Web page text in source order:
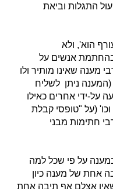
התגלות וביאת
הוא', ולא
אנשים על
מענה שאינו מותיר ולו
ניתן לשליח
על-ידי אחרים כאילו
(על "טופסי קבלת
חתימות מבני
על פי שכל למה
אחת של מענה כיון
אצלם אף תיבה אחת